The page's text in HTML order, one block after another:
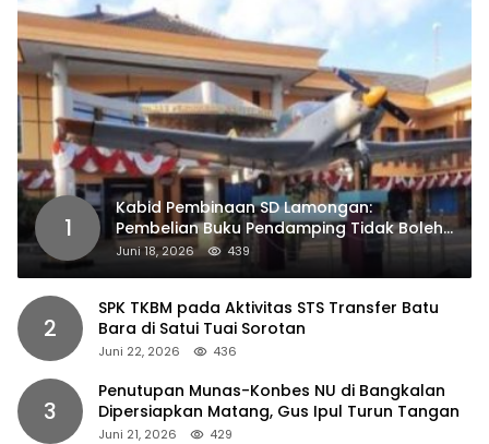
1
Kabid Pembinaan SD Lamongan:
Pembelian Buku Pendamping Tidak Boleh
Dipaksakan
Juni 18, 2026 439
2
SPK TKBM pada Aktivitas STS Transfer Batu
Bara di Satui Tuai Sorotan
Juni 22, 2026 436
3
Penutupan Munas-Konbes NU di Bangkalan
Dipersiapkan Matang, Gus Ipul Turun Tangan
Juni 21, 2026 429